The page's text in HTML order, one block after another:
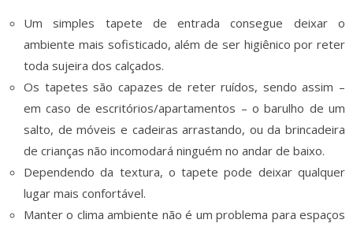
Um simples tapete de entrada consegue deixar o
ambiente mais sofisticado, além de ser higiênico por reter
toda sujeira dos calçados.
Os tapetes são capazes de reter ruídos, sendo assim –
em caso de escritórios/apartamentos – o barulho de um
salto, de móveis e cadeiras arrastando, ou da brincadeira
de crianças não incomodará ninguém no andar de baixo.
Dependendo da textura, o tapete pode deixar qualquer
lugar mais confortável.
Manter o clima ambiente não é um problema para espaços